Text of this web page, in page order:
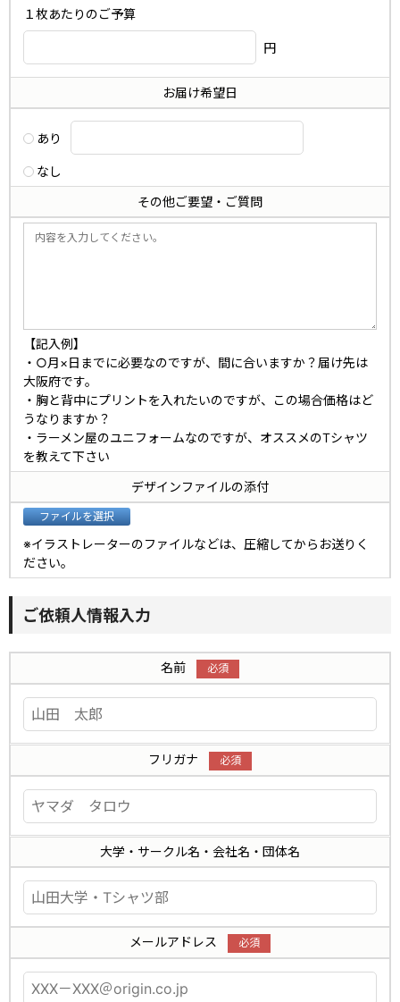
１枚あたりのご予算
円
お届け希望日
あり
なし
その他ご要望・ご質問
【記入例】
・○月×日までに必要なのですが、間に合いますか？届け先は
大阪府です。
・胸と背中にプリントを入れたいのですが、この場合価格はど
うなりますか？
・ラーメン屋のユニフォームなのですが、オススメのTシャツ
を教えて下さい
デザインファイルの添付
※イラストレーターのファイルなどは、圧縮してからお送りく
ださい。
ご依頼人情報入力
名前
フリガナ
大学・サークル名・会社名・団体名
メールアドレス